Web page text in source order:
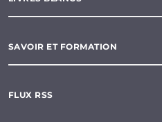
SAVOIR ET FORMATION
FLUX RSS